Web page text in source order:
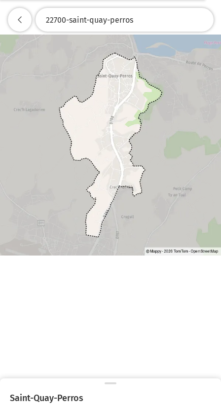
Saint-Quay-Perros